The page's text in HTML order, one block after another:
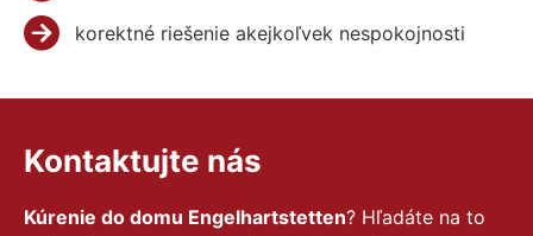
korektné riešenie akejkoľvek nespokojnosti
Kontaktujte nás
Kúrenie do domu Engelhartstetten? Hľadáte na to